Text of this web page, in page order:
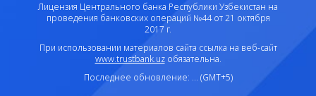
Лицензия Центрального банка Республики Узбекистан на
проведения банковских операций №44 от 21 октября
2017 г.
При использовании материалов сайта ссылка на веб-сайт
www.trustbank.uzобязательна.
Последнее обновление: ... (GMT+5)